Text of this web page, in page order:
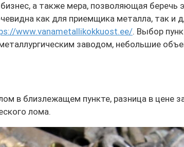
а также мера, позволяющая
как для приемщика металла, так и
www.vanametallikokkuost.ee/. Выбор
заводом, небольшие
в близлежащем пункте, разница в цене
лома.